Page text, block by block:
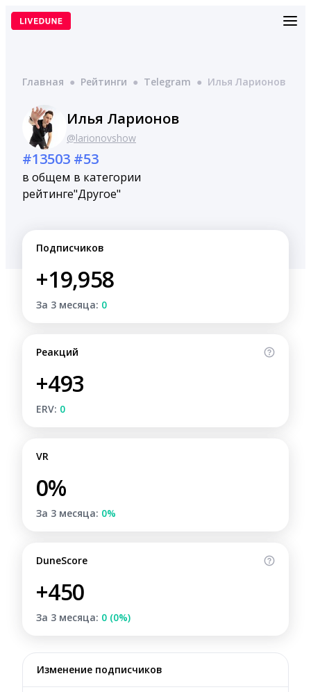
Перейти
Главная ● Рейтинги ● Telegram ● Илья Ларионов
Илья Ларионов
@larionovshow
#13503
в общем
рейтинге
#53
в категории
"Другое"
Подписчиков
+19,958
За 3 месяца: 0
Реакций
+493
ERV: 0
VR
0%
За 3 месяца: 0%
DuneScore
+450
За 3 месяца: 0 (0%)
Изменение подписчиков